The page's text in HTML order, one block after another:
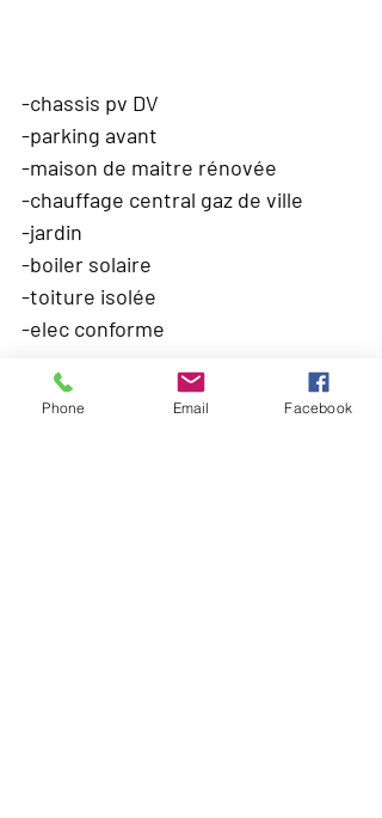
-chassis pv DV
-parking avant
-maison de maitre rénovée
-chauffage central gaz de ville
-jardin
-boiler solaire
-toiture isolée
-elec conforme
CARTE
Phone Email Facebook